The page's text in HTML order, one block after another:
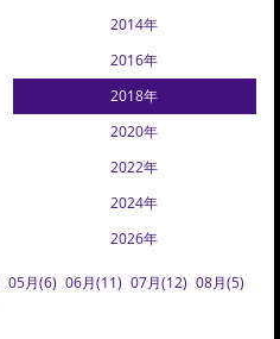
2014年
2016年
2018年
2020年
2022年
2024年
2026年
05月(6) 06月(11) 07月(12) 08月(5)